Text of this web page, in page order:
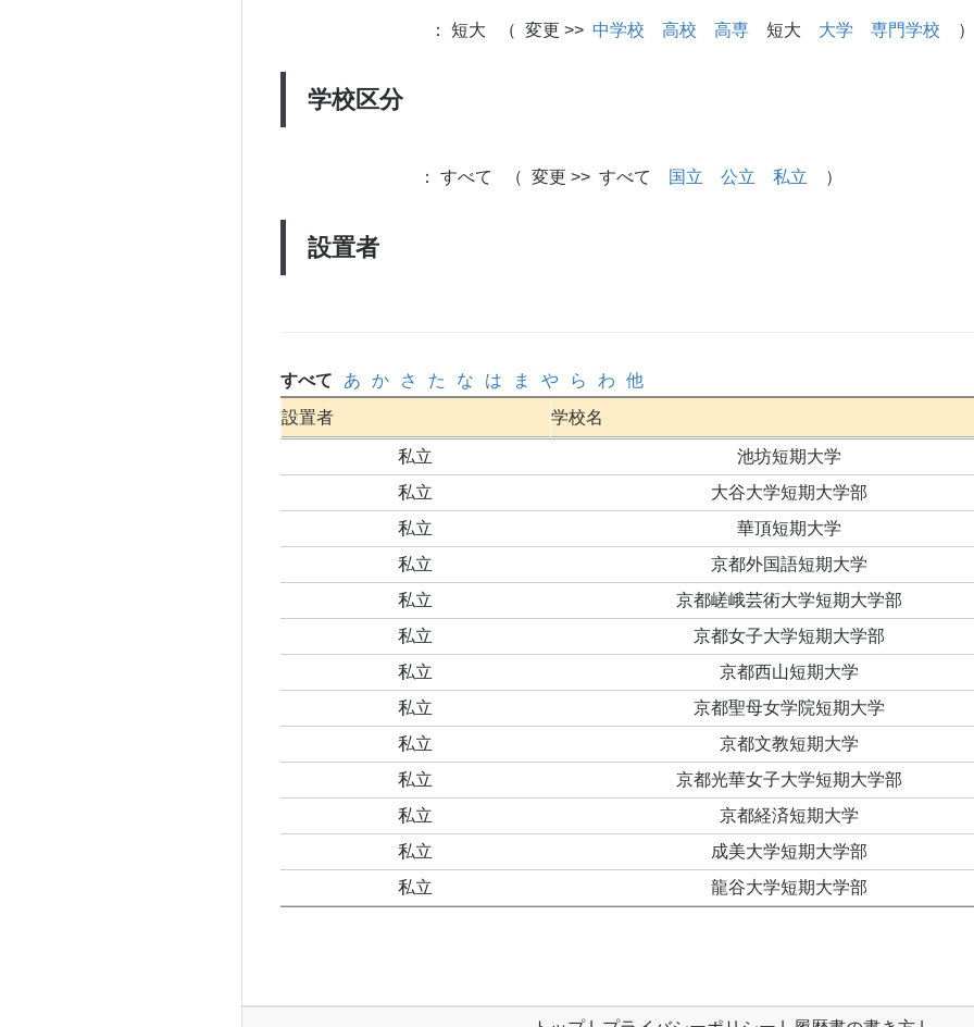
学校区分
： 短大 （ 変更 >> 中学校 高校 高専 短大 大学 専門学校 ）
設置者
： すべて （ 変更 >> すべて 国立 公立 私立 ）
すべて あ か さ た な は ま や ら わ
他
設置者
学校名
私立
池坊短期大学
私立
大谷大学短期大学部
私立
華頂短期大学
私立
京都外国語短期大学
私立
京都嵯峨芸術大学短期大学部
私立
京都女子大学短期大学部
私立
京都西山短期大学
私立
京都聖母女学院短期大学
私立
京都文教短期大学
私立
京都光華女子大学短期大学部
私立
京都経済短期大学
私立
成美大学短期大学部
私立
龍谷大学短期大学部